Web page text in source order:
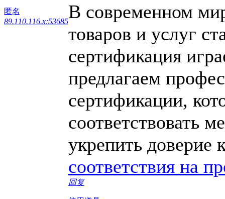
匿名
89.110.116.x:53685В современном
товаров и услуг
сертификация
предлагаем
сертификации,
соответствовать
укрепить доверие
соответствия на
回复